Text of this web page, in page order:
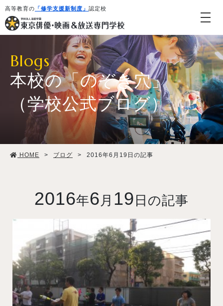
高等教育の 「修学支援新制度」 認定校
学校紹介・教育システム
学生生活
就職・デビュー
入試案内
学校情報
Blogs
本校の「のぞき穴」
（学校公式ブログ）
HOME > ブログ > 2016年6月19日の記事
2016年6 月 19 日の記事